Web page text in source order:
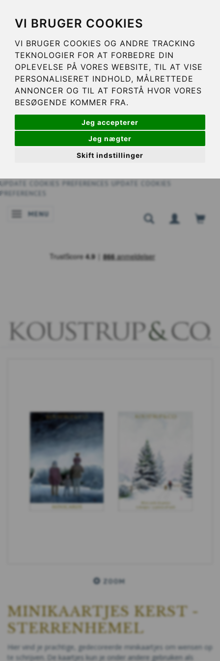
VI BRUGER COOKIES
VI BRUGER COOKIES OG ANDRE TRACKING
TEKNOLOGIER FOR AT FORBEDRE DIN
OPLEVELSE PÅ VORES WEBSITE, TIL AT VISE
PERSONALISERET INDHOLD, MÅLRETTEDE
ANNONCER OG TIL AT FORSTÅ HVOR VORES
BESØGENDE KOMMER FRA.
Jeg accepterer
Jeg nægter
Skift indstillinger
UPDATE COOKIES PREFERENCES
UPDATE COOKIES
PREFERENCES
NAVIGATIE IN-/UITSCHAKELEN
MENU
ZOOM
MINIKAARTJES KERST -
STERRENHEMEL
Hier vind je prachtige, gedecoreerde minikaartjes om wensen op
te schrijven. De kaartjes kun je onder andere gebruiken als